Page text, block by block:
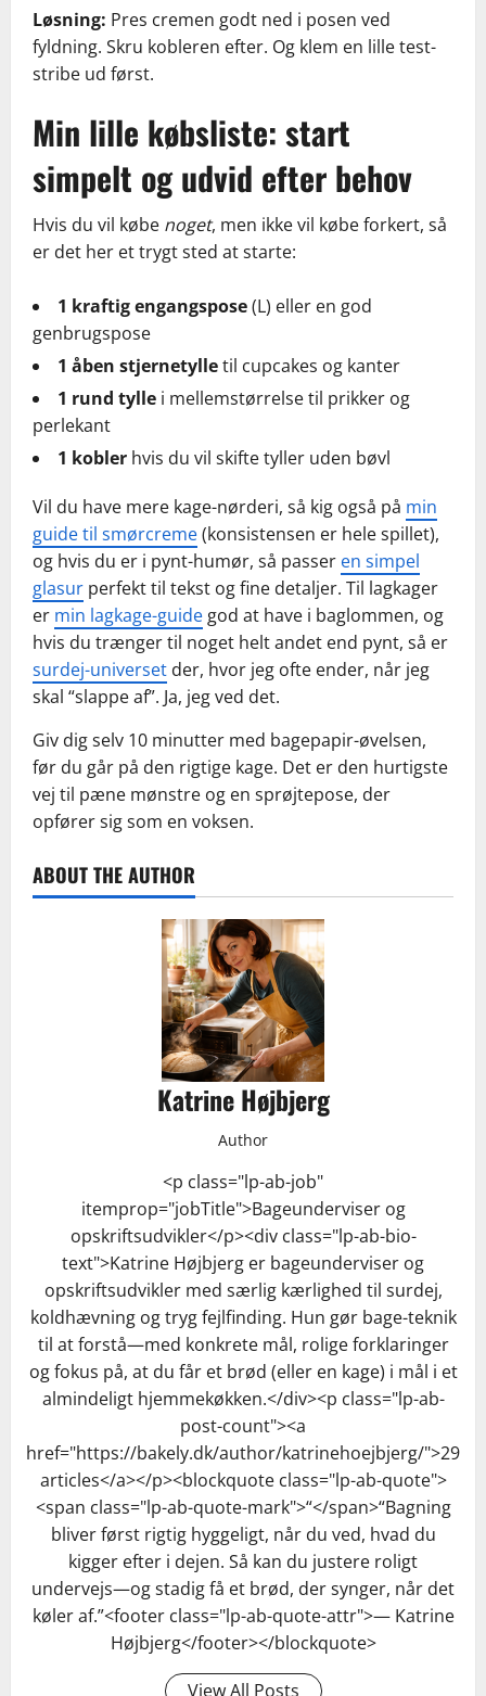
Løsning: Pres cremen godt ned i posen ved
fyldning. Skru kobleren efter. Og klem en lille test-
stribe ud først.
Min lille købsliste: start
simpelt og udvid efter behov
Hvis du vil købe noget, men ikke vil købe forkert, så
er det her et trygt sted at starte:
1 kraftig engangspose(L) eller en god
genbrugspose
1 åben stjernetylletil cupcakes og kanter
1 rund tylle i mellemstørrelse til prikker og
perlekant
1 kobler hvis du vil skifte tyller uden bøvl
Vil du have mere kage-nørderi, så kig også på min
guide til smørcreme(konsistensen er hele spillet),
og hvis du er i pynt-humør, så passer en simpel
glasur perfekt til tekst og fine detaljer. Til lagkager
er min lagkage-guidegod at have i baglommen, og
hvis du trænger til noget helt andet end pynt, så er
surdej-universet der, hvor jeg ofte ender, når jeg
skal “slappe af”. Ja, jeg ved det.
Giv dig selv 10 minutter med bagepapir-øvelsen,
før du går på den rigtige kage. Det er den hurtigste
vej til pæne mønstre og en sprøjtepose, der
opfører sig som en voksen.
ABOUT THE AUTHOR
Katrine Højbjerg
Author
<p class="lp-ab-job"
itemprop="jobTitle">Bageunderviser og
opskriftsudvikler</p><div class="lp-ab-bio-
text">Katrine Højbjerg er bageunderviser og
opskriftsudvikler med særlig kærlighed til surdej,
koldhævning og tryg fejlfinding. Hun gør bage-teknik
til at forstå—med konkrete mål, rolige forklaringer
og fokus på, at du får et brød (eller en kage) i mål i et
almindeligt hjemmekøkken.</div><p class="lp-ab-
post-count"><a
href="https://bakely.dk/author/katrinehoejbjerg/">29
articles</a></p><blockquote class="lp-ab-quote">
<span class="lp-ab-quote-mark">“</span>“Bagning
bliver først rigtig hyggeligt, når du ved, hvad du
kigger efter i dejen. Så kan du justere roligt
undervejs—og stadig få et brød, der synger, når det
køler af.”<footer class="lp-ab-quote-attr">— Katrine
Højbjerg</footer></blockquote>
View All Posts